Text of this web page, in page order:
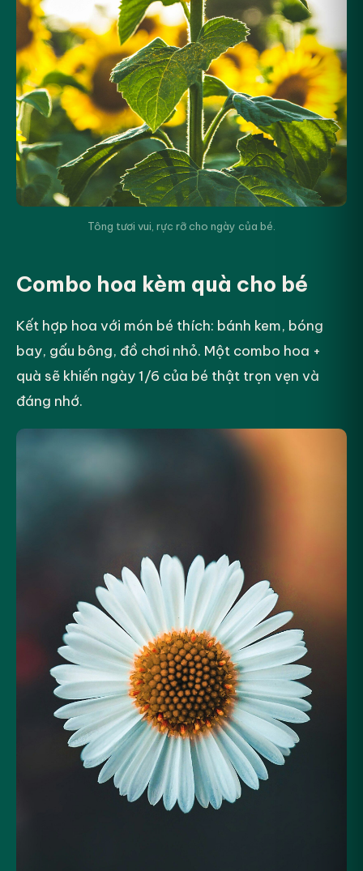
Tông tươi vui, rực rỡ cho ngày của bé.
Combo hoa kèm quà cho bé
Kết hợp hoa với món bé thích: bánh kem, bóng
bay, gấu bông, đồ chơi nhỏ. Một combo hoa +
quà sẽ khiến ngày 1/6 của bé thật trọn vẹn và
đáng nhớ.